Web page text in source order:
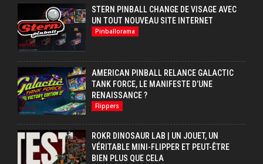
STERN PINBALL CHANGE DE VISAGE AVEC
UN TOUT NOUVEAU SITE INTERNET
Pinballorama
AMERICAN PINBALL RELANCE GALACTIC
TANK FORCE, LE MANIFESTE D’UNE
RENAISSANCE ?
Flippers
ROKR DINOSAUR LAB | UN JOUET, UN
VÉRITABLE MINI-FLIPPER ET PEUT-ÊTRE
BIEN PLUS QUE CELA